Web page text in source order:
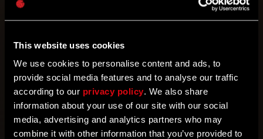
This website uses cookies
We use cookies to personalise content and ads, to
provide social media features and to analyse our traffic
according to our privacy policy. We also share
information about your use of our site with our social
media, advertising and analytics partners who may
combine it with other information that you’ve provided to
cuatro jugadores.
significativa gracias a los comentarios de la
comunidad. Ya ha recibido cerca de 20 grandes
actualizaciones que mejoran todos los aspectos del
juego, así que ahora es el momento perfecto para
unirse a la lucha por la supervivencia en Villedor.